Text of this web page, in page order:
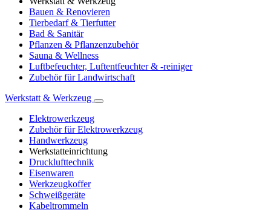
Bauen & Renovieren
Tierbedarf & Tierfutter
Bad & Sanitär
Pflanzen & Pflanzenzubehör
Sauna & Wellness
Luftbefeuchter, Luftentfeuchter & -reiniger
Zubehör für Landwirtschaft
Werkstatt & Werkzeug
Elektrowerkzeug
Zubehör für Elektrowerkzeug
Handwerkzeug
Werkstatteinrichtung
Drucklufttechnik
Eisenwaren
Werkzeugkoffer
Schweißgeräte
Kabeltrommeln